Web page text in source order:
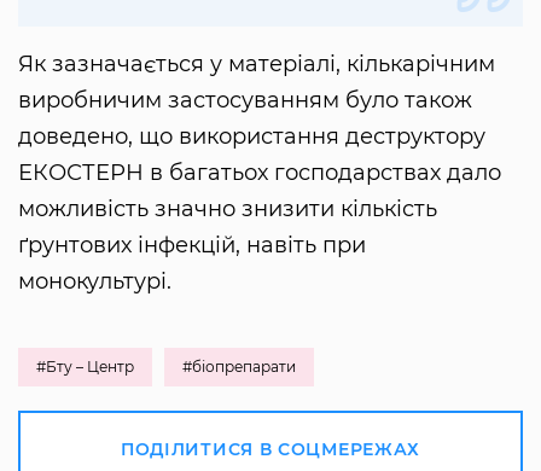
Як зазначається у матеріалі, кількарічним
виробничим застосуванням було також
доведено, що використання деструктору
ЕКОСТЕРН в багатьох господарствах дало
можливість значно знизити кількість
ґрунтових інфекцій, навіть при
монокультурі.
#Бту – Центр #біопрепарати
ПОДІЛИТИСЯ В СОЦМЕРЕЖАХ